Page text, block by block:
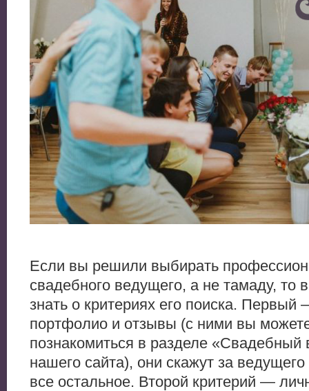
Если вы решили выбирать
свадебного ведущего, а не тамаду, то
знать о критериях его поиска. Первый
портфолио и отзывы (с ними вы
познакомиться в разделе «Свадебный
нашего сайта), они скажут за
все остальное. Второй критерий —